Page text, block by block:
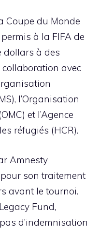
Coupe du Monde
à la FIFA de
dollars à des
avec
l’Organisation
et l’Agence
réfugiés (HCR).
Amnesty
son traitement
avant le tournoi.
Fund,
d’indemnisation